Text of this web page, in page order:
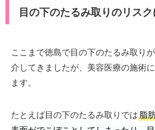
目の下のたるみ取りのリス
ここまで徳島で目の下のたるみ取り
介してきましたが、美容医療の施術
ます。
たとえば目の下のたるみ取りでは脂